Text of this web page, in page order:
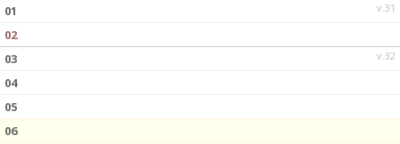
v.31
01
02
v.32
03
04
05
06